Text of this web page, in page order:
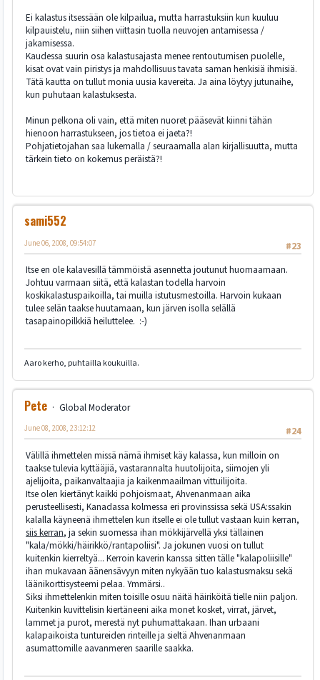
Ei kalastus itsessään ole kilpailua, mutta harrastuksiin kun kuuluu
kilpauistelu, niin siihen viittasin tuolla neuvojen antamisessa /
jakamisessa.
Kaudessa suurin osa kalastusajasta menee rentoutumisen puolelle,
kisat ovat vain piristys ja mahdollisuus tavata saman henkisiä ihmisiä.
Tätä kautta on tullut monia uusia kavereita. Ja aina löytyy jutunaihe,
kun puhutaan kalastuksesta.
Minun pelkona oli vain, että miten nuoret pääsevät kiinni tähän
hienoon harrastukseen, jos tietoa ei jaeta?!
Pohjatietojahan saa lukemalla / seuraamalla alan kirjallisuutta, mutta
tärkein tieto on kokemus peräistä?!
sami552
#23
June 06, 2008, 09:54:07
Itse en ole kalavesillä tämmöistä asennetta joutunut huomaamaan.
Johtuu varmaan siitä, että kalastan todella harvoin
koskikalastuspaikoilla, tai muilla istutusmestoilla. Harvoin kukaan
tulee selän taakse huutamaan, kun järven isolla selällä
tasapainopilkkiä heiluttelee. :-)
Aaro kerho, puhtailla koukuilla.
Pete
Global Moderator
#24
June 08, 2008, 23:12:12
Välillä ihmettelen missä nämä ihmiset käy kalassa, kun milloin on
taakse tulevia kyttääjiä, vastarannalta huutolijoita, siimojen yli
ajelijoita, paikanvaltaajia ja kaikenmaailman vittuilijoita.
Itse olen kiertänyt kaikki pohjoismaat, Ahvenanmaan aika
perusteellisesti, Kanadassa kolmessa eri provinssissa sekä USA:ssakin
kalalla käyneenä ihmettelen kun itselle ei ole tullut vastaan kuin kerran,
siis kerran, ja sekin suomessa ihan mökkijärvellä yksi tällainen
"kala/mökki/häirikkö/rantapoliisi". Ja jokunen vuosi on tullut
kuitenkin kierreltyä... Kerroin kaverin kanssa sitten tälle "kalapoliisille"
ihan mukavaan äänensävyyn miten nykyään tuo kalastusmaksu sekä
läänikorttisysteemi pelaa. Ymmärsi..
Siksi ihmettelenkin miten toisille osuu näitä häiriköitä tielle niin paljon.
Kuitenkin kuvittelisin kiertäneeni aika monet kosket, virrat, järvet,
lammet ja purot, merestä nyt puhumattakaan. Ihan urbaani
kalapaikoista tuntureiden rinteille ja sieltä Ahvenanmaan
asumattomille aavanmeren saarille saakka.